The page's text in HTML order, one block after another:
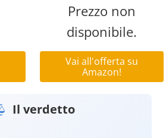
Prezzo non
disponibile.
Vai all'offerta su
Amazon!
Il verdetto